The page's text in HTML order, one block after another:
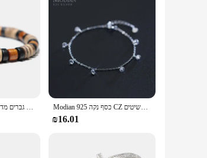
for businesses looking to offer
uses. The sets are available for
טבעי wenge צמיד עץ גברים מדיטציה יוגה braslet מתנה עבור החבר pulseras hombre אלסטי brazalete Modian 925 כסף נקה CZ הניצוץ שרשרת צמיד גיאומטרי לובסטר נעילת צמיד לנשים אופנה נקבה תכשיטים
₪16.01